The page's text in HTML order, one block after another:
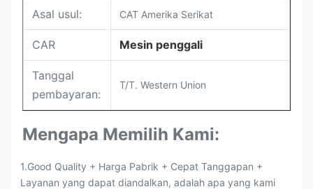
Asal usul: CAT Amerika Serikat
CAR Mesin penggali
Tanggal
pembayaran:
T/T. Western Union
Mengapa Memilih Kami:
1.Good Quality + Harga Pabrik + Cepat Tanggapan +
Layanan yang dapat diandalkan, adalah apa yang kami